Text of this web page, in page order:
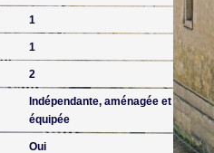
1
1
2
Indépendante, aménagée et
équipée
Oui